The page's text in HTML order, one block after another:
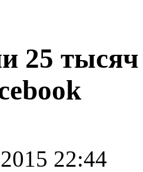
25 тысяч
22:44